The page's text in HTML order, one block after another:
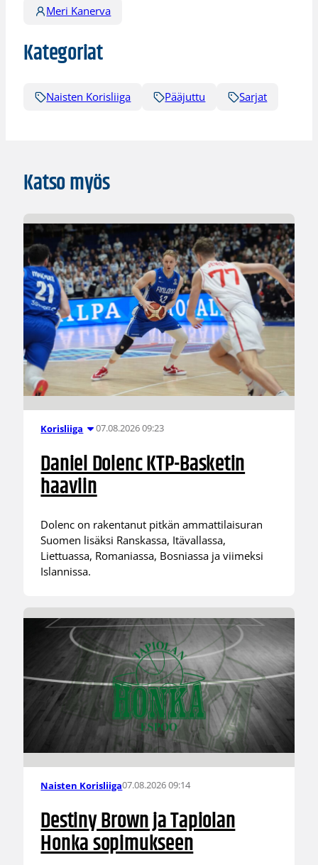
Meri Kanerva
Kategoriat
Naisten Korisliiga Pääjuttu Sarjat
Katso myös
Korisliiga 07.08.2026 09:23
Daniel Dolenc KTP-Basketin
haaviin
Dolenc on rakentanut pitkän ammattilaisuran
Suomen lisäksi Ranskassa, Itävallassa,
Liettuassa, Romaniassa, Bosniassa ja viimeksi
Islannissa.
Naisten Korisliiga07.08.2026 09:14
Destiny Brown ja Tapiolan
Honka sopimukseen